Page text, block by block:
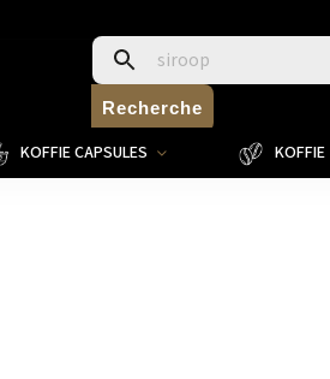
Recherche
KOFFIE CAPSULES KOFFIE